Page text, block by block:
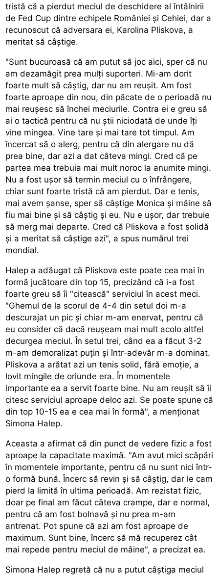
tristă că a pierdut meciul de deschidere al întâlnirii
de Fed Cup dintre echipele României și Cehiei, dar a
recunoscut că adversara ei, Karolina Pliskova, a
meritat să câștige.
"Sunt bucuroasă că am putut să joc aici, sper că nu
am dezamăgit prea mulți suporteri. Mi-am dorit
foarte mult să câștig, dar nu am reușit. Am fost
foarte aproape din nou, din păcate de o perioadă nu
mai reușesc să închei meciurile. Contra ei e greu să
ai o tactică pentru că nu știi niciodată de unde îți
vine mingea. Vine tare și mai tare tot timpul. Am
încercat să o alerg, pentru că din alergare nu dă
prea bine, dar azi a dat câteva mingi. Cred că pe
partea mea trebuia mai mult noroc la anumite mingi.
Nu a fost ușor să termin meciul cu o înfrângere,
chiar sunt foarte tristă că am pierdut. Dar e tenis,
mai avem șanse, sper să câștige Monica și mâine să
fiu mai bine și să câștig și eu. Nu e ușor, dar trebuie
să merg mai departe. Cred că Pliskova a fost solidă
și a meritat să câștige azi", a spus numărul trei
mondial.
Halep a adăugat că Pliskova este poate cea mai în
formă jucătoare din top 15, precizând că i-a fost
foarte greu să îi "citească" serviciul în acest meci.
"Ghemul de la scorul de 4-4 din setul doi m-a
descurajat un pic și chiar m-am enervat, pentru că
eu consider că dacă reușeam mai mult acolo altfel
decurgea meciul. În setul trei, când ea a făcut 3-2
m-am demoralizat puțin și într-adevăr m-a dominat.
Pliskova a arătat azi un tenis solid, fără emoție, a
lovit mingile de oriunde era. În momentele
importante ea a servit foarte bine. Nu am reușit să îi
citesc serviciul aproape deloc azi. Se poate spune că
din top 10-15 ea e cea mai în formă", a menționat
Simona Halep.
Aceasta a afirmat că din punct de vedere fizic a fost
aproape la capacitate maximă. "Am avut mici scăpări
în momentele importante, pentru că nu sunt nici într-
o formă bună. Încerc să revin și să câștig, dar le cam
pierd la limită în ultima perioadă. Am rezistat fizic,
doar pe final am făcut câteva crampe, dar e normal,
pentru că am fost bolnavă și nu prea m-am
antrenat. Pot spune că azi am fost aproape de
maximum. Sunt bine, încerc să mă recuperez cât
mai repede pentru meciul de mâine", a precizat ea.
Simona Halep regretă că nu a putut câștiga meciul